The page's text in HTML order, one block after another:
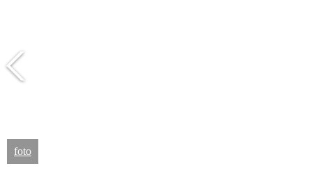
foto